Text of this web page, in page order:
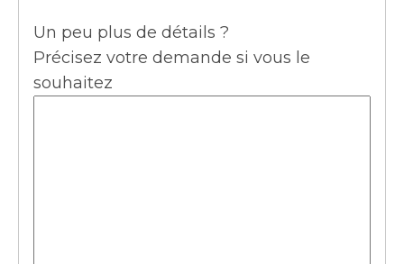
Un peu plus de détails ?
Précisez votre demande si vous le
souhaitez